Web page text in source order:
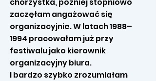
zaczęłam angażować się
organizacyjnie. W latach 1988–
1994 pracowałam już przy
festiwalu jako kierownik
organizacyjny biura.
I bardzo szybko zrozumiałam